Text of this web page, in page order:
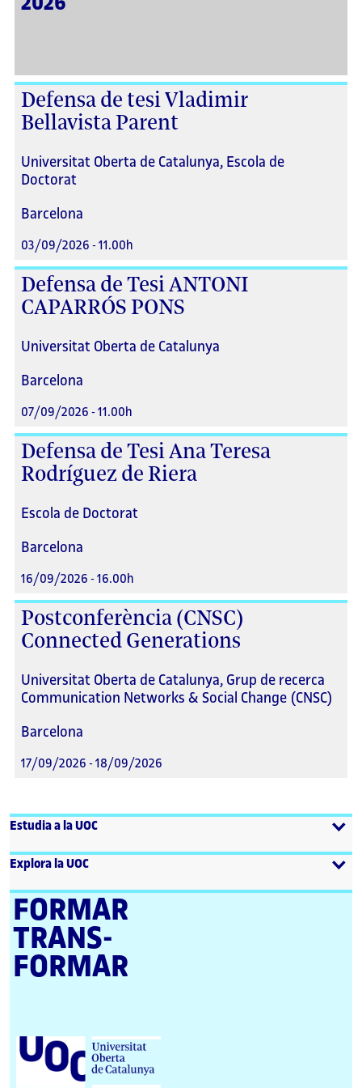
Defensa de tesi Vladimir
Bellavista Parent
Universitat Oberta de Catalunya, Escola de
Doctorat
Barcelona
03/09/2026 - 11.00h
Defensa de Tesi ANTONI
CAPARRÓS PONS
Universitat Oberta de Catalunya
Barcelona
07/09/2026 - 11.00h
Defensa de Tesi Ana Teresa
Rodríguez de Riera
Escola de Doctorat
Barcelona
16/09/2026 - 16.00h
Postconferència (CNSC)
Connected Generations
Universitat Oberta de Catalunya, Grup de recerca
Communication Networks & Social Change (CNSC)
Barcelona
17/09/2026 - 18/09/2026
Estudia a la UOC
Explora la UOC
FORMAR
TRANS­
FORMAR
U